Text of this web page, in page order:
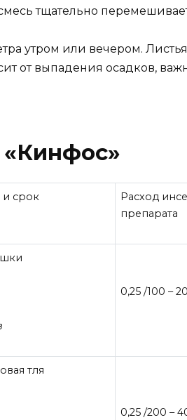
тщательно
утром или вечером.
от выпадения осадков,
и срок
Расход
препарата
0,25 /100 –
тля
0,25 /200 –